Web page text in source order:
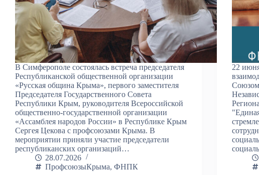
В Симферополе состоялась встреча председателя
Республиканской общественной организации
«Русская община Крыма», первого заместителя
Председателя Государственного Совета
Республики Крым, руководителя Всероссийской
общественно-государственной организации
«Ассамблея народов России» в Республике Крым
Сергея Цекова с профсоюзами Крыма. В
мероприятии приняли участие председатели
республиканских организаций…
28.07.2026
ПрофсоюзыКрыма, ФНПК
22